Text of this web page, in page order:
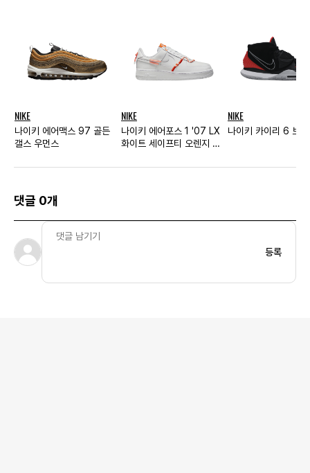
NIKE
나이키 에어맥스 97 골든
갤스 우먼스
NIKE
나이키 에어포스 1 '07 LX
화이트 세이프티 오렌지 우
NIKE
나이키 카이리 6 브
댓글 0개
등록